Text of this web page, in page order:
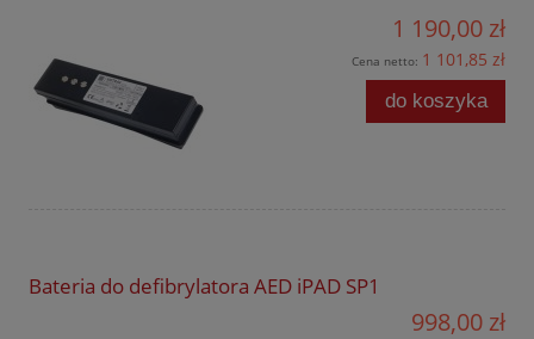
1 190,00 zł
Cena netto: 1 101,85 zł
do koszyka
Bateria do defibrylatora AED iPAD SP1
998,00 zł